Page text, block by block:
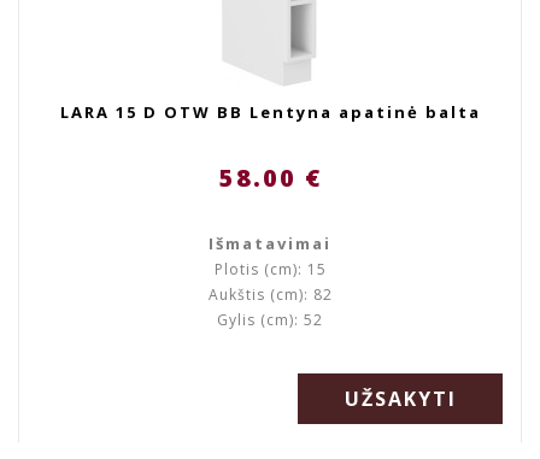
LARA 15 D OTW BB Lentyna apatinė balta
58.00 €
Išmatavimai
Plotis (cm): 15
Aukštis (cm): 82
Gylis (cm): 52
UŽSAKYTI